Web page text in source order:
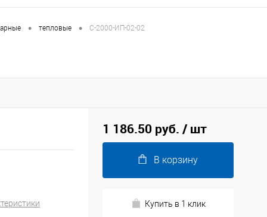
• тепловые • С-2000-ИП-02-02
1 186.50 руб. / шт
В корзину
Купить в 1 клик